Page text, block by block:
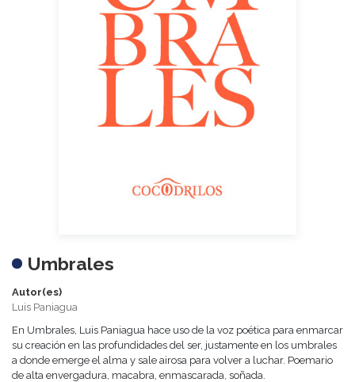
Umbrales
Autor(es)
Luis Paniagua
En Umbrales, Luis Paniagua hace uso de la voz poética para enmarcar
su creación en las profundidades del ser, justamente en los umbrales
a donde emerge el alma y sale airosa para volver a luchar. Poemario
de alta envergadura, macabra, enmascarada, soñada.